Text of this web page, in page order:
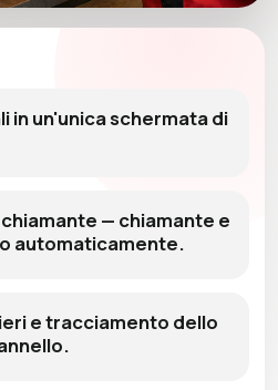
in un'unica schermata di
— chiamante e
automaticamente.
e tracciamento dello